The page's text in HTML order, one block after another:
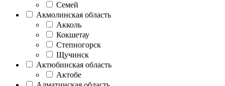
Семей
Акмолинская область
Акколь
Кокшетау
Степногорск
Щучинск
Актюбинская область
Актобе